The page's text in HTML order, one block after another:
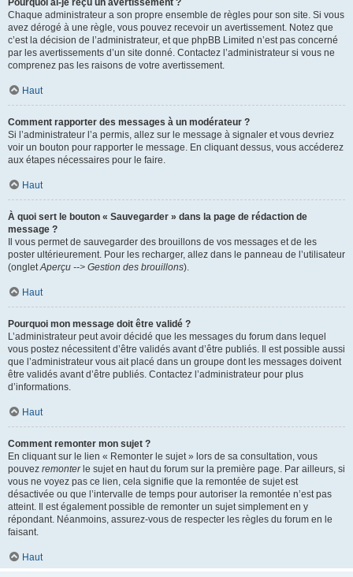
Pourquoi ai-je reçu un avertissement ?
Chaque administrateur a son propre ensemble de règles pour son site. Si vous
avez dérogé à une règle, vous pouvez recevoir un avertissement. Notez que
c’est la décision de l’administrateur, et que phpBB Limited n’est pas concerné
par les avertissements d’un site donné. Contactez l’administrateur si vous ne
comprenez pas les raisons de votre avertissement.
Haut
Comment rapporter des messages à un modérateur ?
Si l’administrateur l’a permis, allez sur le message à signaler et vous devriez
voir un bouton pour rapporter le message. En cliquant dessus, vous accéderez
aux étapes nécessaires pour le faire.
Haut
À quoi sert le bouton « Sauvegarder » dans la page de rédaction de
message ?
Il vous permet de sauvegarder des brouillons de vos messages et de les
poster ultérieurement. Pour les recharger, allez dans le panneau de l’utilisateur
(ongletAperçu --> Gestion des brouillons).
Haut
Pourquoi mon message doit être validé ?
L’administrateur peut avoir décidé que les messages du forum dans lequel
vous postez nécessitent d’être validés avant d’être publiés. Il est possible aussi
que l’administrateur vous ait placé dans un groupe dont les messages doivent
être validés avant d’être publiés. Contactez l’administrateur pour plus
d’informations.
Haut
Comment remonter mon sujet ?
En cliquant sur le lien « Remonter le sujet » lors de sa consultation, vous
pouvez remonterle sujet en haut du forum sur la première page. Par ailleurs, si
vous ne voyez pas ce lien, cela signifie que la remontée de sujet est
désactivée ou que l’intervalle de temps pour autoriser la remontée n’est pas
atteint. Il est également possible de remonter un sujet simplement en y
répondant. Néanmoins, assurez-vous de respecter les règles du forum en le
faisant.
Haut